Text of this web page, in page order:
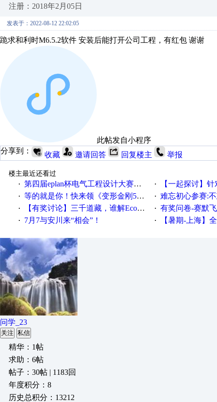
注册：2018年2月05日
发表于：2022-08-12 22:02:05
跪求和利时M6.5.2软件 安装后能打开公司工程，有红包 谢谢
此帖发自小程序
分享到：
收藏 邀请回答 回复楼主 举报
楼主最近还看过
· 第四届eplan杯电气工程设计大赛报名啦！！！ · 【一起探讨】针对机床业的
· 等的就是你！快来领《变形金刚5》观影券 · 难忘初心参赛:
· 【有奖讨论】三千道藏，谁解EcoStruxureMA领域之谜？ · 有奖问卷-赛默飞精细
· 7月7与安川来“相会”！ · 【暑期-上海】全国工业
问学_23
关注 私信
精华：1帖
求助：6帖
帖子：30帖 | 1183回
年度积分：8
历史总积分：13212